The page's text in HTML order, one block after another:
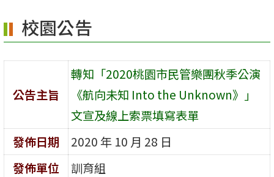
區
校園公告
公告主旨
轉知「2020桃園市民管樂團秋季公演
《航向未知 Into the Unknown》」
文宣及線上索票填寫表單
發佈日期
2020 年 10 月 28 日
發佈單位
訓育組